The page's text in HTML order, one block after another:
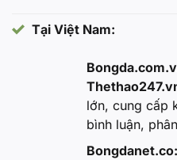
Tại Việt Nam:
lớn, cung cấp
bình luận,
Bongdanet.co: